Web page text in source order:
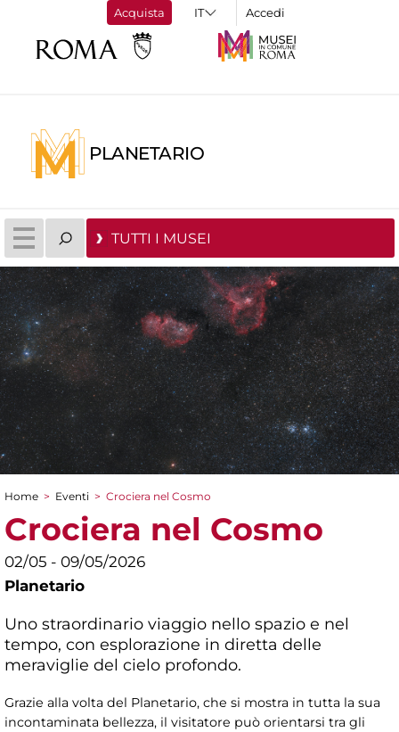
Acquista Accedi
PLANETARIO
TUTTI I MUSEI
Tu sei qui
Home > Eventi > Crociera nel Cosmo
Crociera nel Cosmo
02/05 - 09/05/2026
Planetario
Uno straordinario viaggio nello spazio e nel
tempo, con esplorazione in diretta delle
meraviglie del cielo profondo.
Grazie alla volta del Planetario, che si mostra in tutta la sua
incontaminata bellezza, il visitatore può orientarsi tra gli